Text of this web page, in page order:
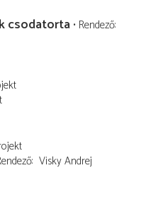
csodatorta Rendező
Visky Andrej